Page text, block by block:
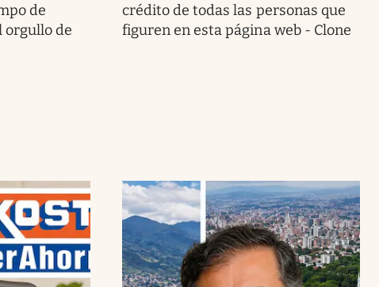
de
orgullo de
crédito de todas las personas que
figuren en esta página web - Clone